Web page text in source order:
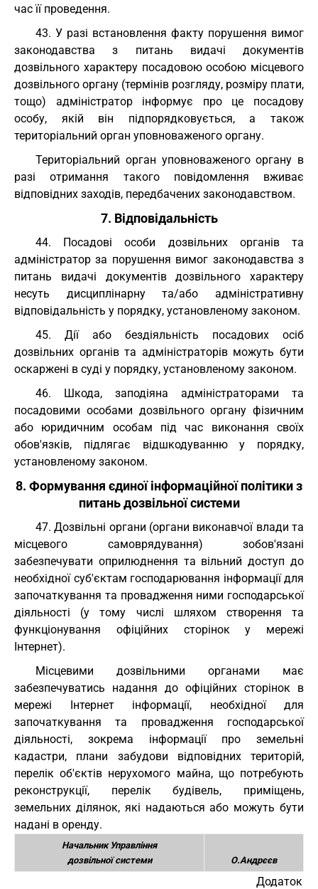
час її проведення.
43. У разі встановлення факту порушення вимог
законодавства з питань видачі документів
дозвільного характеру посадовою особою місцевого
дозвільного органу (термінів розгляду, розміру плати,
тощо) адміністратор інформує про це посадову
особу, якій він підпорядковується, а також
територіальний орган уповноваженого органу.
Територіальний орган уповноваженого органу в
разі отримання такого повідомлення вживає
відповідних заходів, передбачених законодавством.
7. Відповідальність
44. Посадові особи дозвільних органів та
адміністратор за порушення вимог законодавства з
питань видачі документів дозвільного характеру
несуть дисциплінарну та/або адміністративну
відповідальність у порядку, установленому законом.
45. Дії або бездіяльність посадових осіб
дозвільних органів та адміністраторів можуть бути
оскаржені в суді у порядку, установленому законом.
46. Шкода, заподіяна адміністраторами та
посадовими особами дозвільного органу фізичним
або юридичним особам під час виконання своїх
обов'язків, підлягає відшкодуванню у порядку,
установленому законом.
8. Формування єдиної інформаційної політики з
питань дозвільної системи
47. Дозвільні органи (органи виконавчої влади та
місцевого самоврядування) зобов'язані
забезпечувати оприлюднення та вільний доступ до
необхідної суб'єктам господарювання інформації для
започаткування та провадження ними господарської
діяльності (у тому числі шляхом створення та
функціонування офіційних сторінок у мережі
Інтернет).
Місцевими дозвільними органами має
забезпечуватись надання до офіційних сторінок в
мережі Інтернет інформації, необхідної для
започаткування та провадження господарської
діяльності, зокрема інформації про земельні
кадастри, плани забудови відповідних територій,
перелік об'єктів нерухомого майна, що потребують
реконструкції, перелік будівель, приміщень,
земельних ділянок, які надаються або можуть бути
надані в оренду.
Начальник Управління
дозвільної системи
О.Андрєєв
Додаток